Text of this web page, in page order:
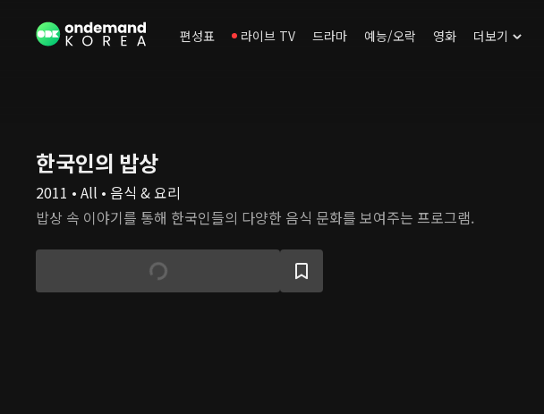
편성표 라이브 TV 드라마 예능/오락 영화 더보기
한국인의 밥상
2011 • All • 음식 & 요리
밥상 속 이야기를 통해 한국인들의 다양한 음식 문화를 보여주는 프로그램.